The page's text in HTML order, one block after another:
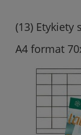
(13) Etykiety
A4 format